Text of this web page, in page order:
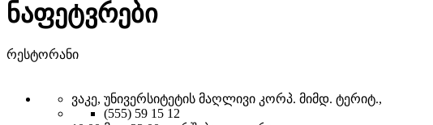
ნაფეტვრები
რესტორანი
ვაკე, უნივერსიტეტის მაღლივი კორპ. მიმდ. ტერიტ.,
(555) 59 15 12